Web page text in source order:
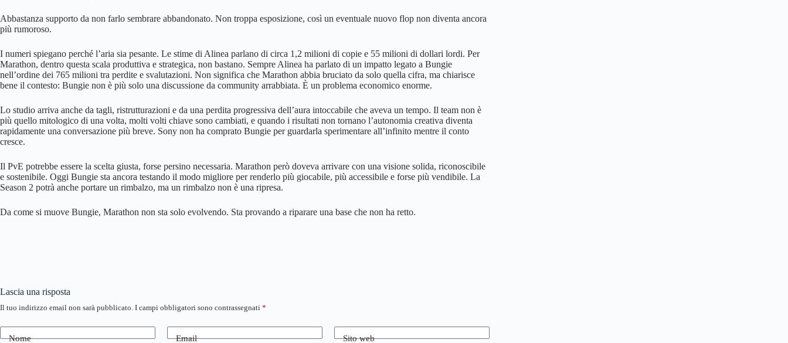
Abbastanza supporto da non farlo sembrare abbandonato. Non troppa esposizione, così un eventuale nuovo flop non diventa ancora
più rumoroso.
I numeri spiegano perché l’aria sia pesante. Le stime di Alinea parlano di circa 1,2 milioni di copie e 55 milioni di dollari lordi. Per
Marathon, dentro questa scala produttiva e strategica, non bastano. Sempre Alinea ha parlato di un impatto legato a Bungie
nell’ordine dei 765 milioni tra perdite e svalutazioni. Non significa che Marathon abbia bruciato da solo quella cifra, ma chiarisce
bene il contesto: Bungie non è più solo una discussione da community arrabbiata. È un problema economico enorme.
Lo studio arriva anche da tagli, ristrutturazioni e da una perdita progressiva dell’aura intoccabile che aveva un tempo. Il team non è
più quello mitologico di una volta, molti volti chiave sono cambiati, e quando i risultati non tornano l’autonomia creativa diventa
rapidamente una conversazione più breve. Sony non ha comprato Bungie per guardarla sperimentare all’infinito mentre il conto
cresce.
Il PvE potrebbe essere la scelta giusta, forse persino necessaria. Marathon però doveva arrivare con una visione solida, riconoscibile
e sostenibile. Oggi Bungie sta ancora testando il modo migliore per renderlo più giocabile, più accessibile e forse più vendibile. La
Season 2 potrà anche portare un rimbalzo, ma un rimbalzo non è una ripresa.
Da come si muove Bungie, Marathon non sta solo evolvendo. Sta provando a riparare una base che non ha retto.
Lascia una risposta
Il tuo indirizzo email non sarà pubblicato. I campi obbligatori sono contrassegnati *
Nome Email Sito web